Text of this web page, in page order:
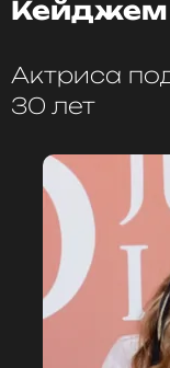
Кейджем
Актриса
30 лет